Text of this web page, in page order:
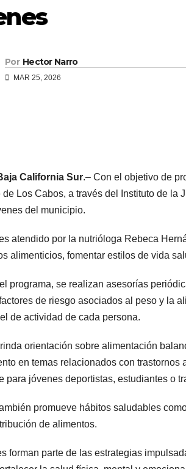
Por Hector Narro
MAR 25, 2026
California Sur.– Con el objetivo de
Los Cabos, a través del Instituto de
del municipio.
atendido por la nutrióloga Rebeca
alimenticios, fomentar estilos de vida
programa, se realizan asesorías
de riesgo asociados al peso y la
de actividad de cada persona.
orientación sobre alimentación
en temas relacionados con
para jóvenes deportistas, estudiantes o
promueve hábitos saludables
de alimentos.
forman parte de las estrategias